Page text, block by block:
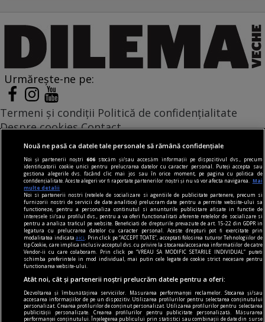
Urmărește-ne pe:
Termeni și condiții Politică de confidențialitate
Despre cookies Contact
Modifică preferințe pentru confidențialitate
© Toate drepturile rezervate Adevarul Holding 2026
Din rețeaua Adevărul Holding:
Adevarul.ro
Click.ro
ClickPoftaBuna.ro
ClickSanatate.ro
ClickPentruFemei.ro
DilemaVeche.ro
OkMagazine.ro
Historia.ro
Nouă ne pasă ca datele tale personale să rămână confidențiale
Noi și partenerii noștri606 stocăm și/sau accesăm informații pe dispozitivul dvs., precum
identificatorii cookie unici pentru prelucrarea datelor cu caracter personal. Puteți accepta sau
gestiona alegerile dvs. făcând clic mai jos sau în orice moment, pe pagina cu politica de
confidențialitate. Aceste alegeri vor fi raportate partenerilor noștri și nu vă vor afecta navigarea.
Mai
multe detalii
Noi si partenerii nostri (retelele de socializare si agentiile de publicitate partenere, precum si
furnizorii nostri de servicii de date analitice) prelucram date pentru a permite website-ului sa
functioneze, pentru a personaliza continutul si anunturile publicitare afisate in functie de
interesele si/sau profilul dvs., pentru a va oferi functionalitati aferente retelelor de socializare si
pentru a analiza traficul pe website. Beneficiati de drepturile prevazute de art. 15-22 din GDPR in
legatura cu prelucrarea datelor cu caracter personal. Aceste drepturi pot fi exercitate prin
modalitatea indicataaici
. Prin click pe “ACCEPT TOATE”, acceptati folosirea tuturor Tehnologiilor de
tip Cookie, care implica inclusiv acceptul dvs. cu privire la stocarea/accesarea informatiilor de catre
Vendor-ii cu care colaboram. Prin click pe “VREAU SA MODIFIC SETARILE INDIVIDUAL” puteti
schimba preferintele in mod individual, mai putin cele legate de cookie strict necesare pentru
functionarea website-ului.
Atât noi, cât și partenerii noștri prelucrăm datele pentru a oferi:
Dezvoltarea și îmbunătățirea serviciilor. Măsurarea performanței reclamelor. Stocarea și/sau
accesarea informațiilor de pe un dispozitiv. Utilizarea profilurilor pentru selectarea conținutului
personalizat. Crearea profilurilor de conținut personalizat. Utilizarea profilurilor pentru selectarea
publicității personalizate. Crearea profilurilor pentru publicitate personalizată. Măsurarea
performanței conținutului. Înțelegerea publicului prin statistici sau combinații de date din surse